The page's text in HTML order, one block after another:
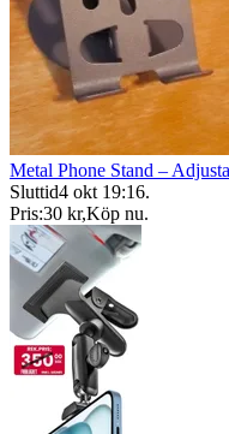
Metal Phone Stand –
Sluttid4 okt 19:16.
Pris:30 kr,Köp nu.